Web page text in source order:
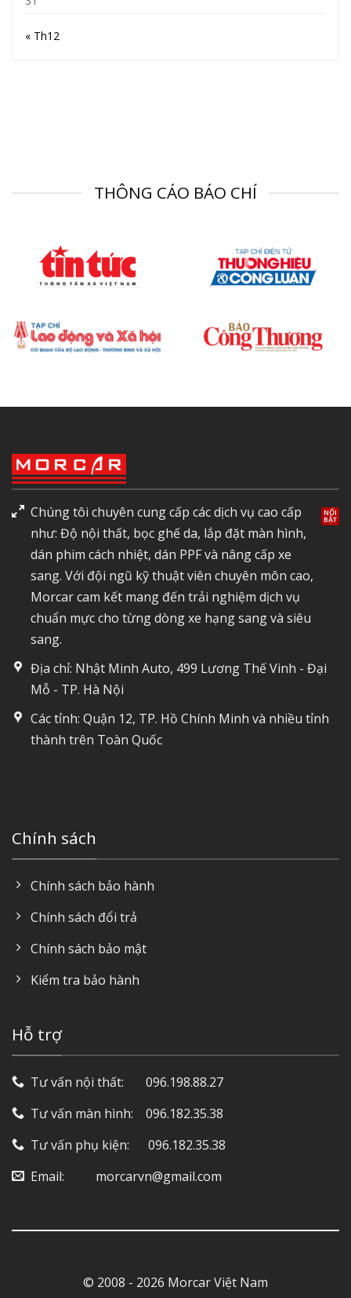
« Th12
THÔNG CÁO BÁO CHÍ
Chúng tôi chuyên cung cấp các dịch vụ cao cấp
như: Độ nội thất, bọc ghế da, lắp đặt màn hình,
dán phim cách nhiệt, dán PPF và nâng cấp xe
sang. Với đội ngũ kỹ thuật viên chuyên môn cao,
Morcar cam kết mang đến trải nghiệm dịch vụ
chuẩn mực cho từng dòng xe hạng sang và siêu
sang.
Địa chỉ: Nhật Minh Auto, 499 Lương Thế Vinh - Đại
Mỗ - TP. Hà Nội
Các tỉnh: Quận 12, TP. Hồ Chính Minh và nhiều tỉnh
thành trên Toàn Quốc
Chính sách
Chính sách bảo hành
Chính sách đổi trả
Chính sách bảo mật
Kiểm tra bảo hành
Hỗ trợ
Tư vấn nội thất: ‎ ‎ ‎ ‎ ‎ ‎ 096.198.88.27
Tư vấn màn hình: ‎ ‎ ‎ 096.182.35.38
Tư vấn phụ kiện: ‎ ‎ ‎ ‎‎ ‎ 096.182.35.38
Email: ‎ ‎ ‎ ‎ ‎ ‎ ‎ ‎ ‎ morcarvn@gmail.com
© 2008 - 2026 Morcar Việt Nam